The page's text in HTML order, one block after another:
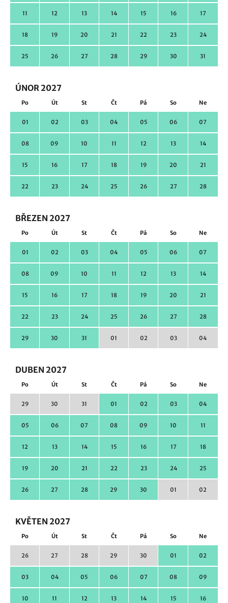
11 12 13 14 15 16 17
18 19 20 21 22 23 24
25 26 27 28 29 30 31
ÚNOR 2027
Po Út St Čt Pá So Ne
01 02 03 04 05 06 07
08 09 10 11 12 13 14
15 16 17 18 19 20 21
22 23 24 25 26 27 28
BŘEZEN 2027
Po Út St Čt Pá So Ne
01 02 03 04 05 06 07
08 09 10 11 12 13 14
15 16 17 18 19 20 21
22 23 24 25 26 27 28
29 30 31 01 02 03 04
DUBEN 2027
Po Út St Čt Pá So Ne
29 30 31 01 02 03 04
05 06 07 08 09 10 11
12 13 14 15 16 17 18
19 20 21 22 23 24 25
26 27 28 29 30 01 02
KVĚTEN 2027
Po Út St Čt Pá So Ne
26 27 28 29 30 01 02
03 04 05 06 07 08 09
10 11 12 13 14 15 16